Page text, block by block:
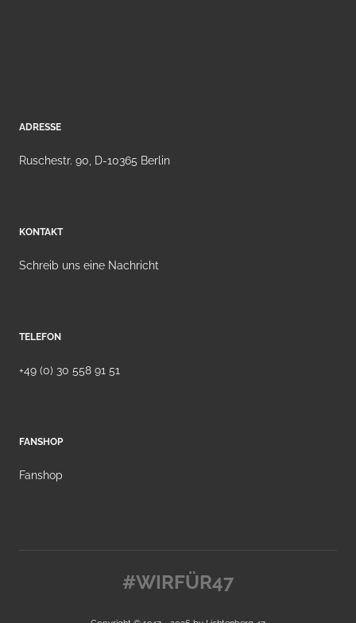
ADRESSE
Ruschestr. 90, D-10365 Berlin
KONTAKT
Schreib uns eine Nachricht
TELEFON
+49 (0) 30 558 91 51
FANSHOP
Fanshop
#WIRFÜR47